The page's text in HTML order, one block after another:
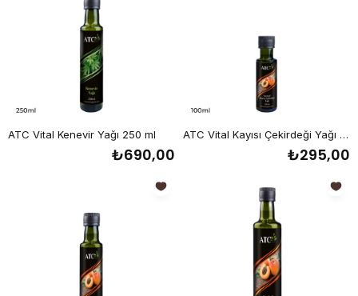
ATC Vital Kenevir Yağı 250 ml
₺690,00
ATC Vital Kayısı Çekirdeği Yağı 100 ml
₺295,00